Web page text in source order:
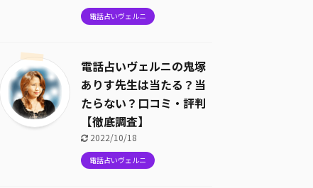
電話占いヴェルニ
電話占いヴェルニの鬼塚
ありす先生は当たる？当
たらない？口コミ・評判
【徹底調査】
2022/10/18
電話占いヴェルニ